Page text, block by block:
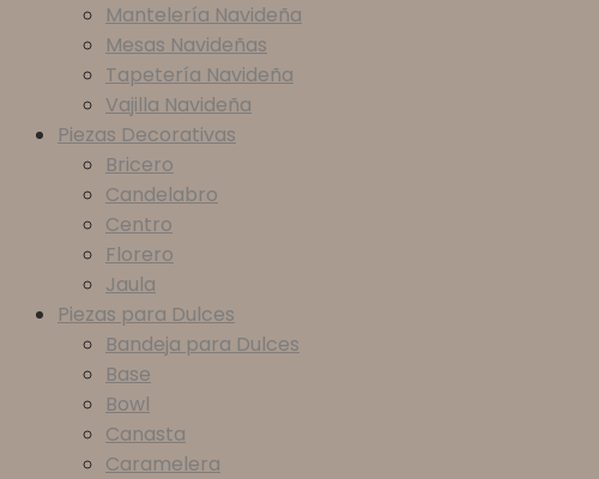
Mantelería Navideña
Mesas Navideñas
Tapetería Navideña
Vajilla Navideña
Piezas Decorativas
Bricero
Candelabro
Centro
Florero
Jaula
Piezas para Dulces
Bandeja para Dulces
Base
Bowl
Canasta
Caramelera